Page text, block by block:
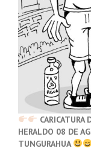
HERALDO 08 DE
TUNGURAHUA